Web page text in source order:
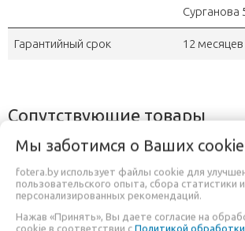
Гарантийный срок 12 месяцев
Сопутствующие товары
Мы заботимся о Ваших cookie
fotera.by использует файлы cookie для
пользовательского опыта, сбора статистики
персонализированных рекомендаций.
Нажав «Принять», Вы даете согласие на
cookie в соответствии с Политикой